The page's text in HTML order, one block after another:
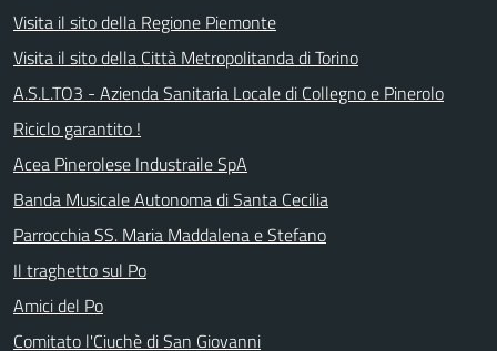
Visita il sito della Regione Piemonte
Visita il sito della Città Metropolitanda di Torino
A.S.L.TO3 - Azienda Sanitaria Locale di Collegno e Pinerolo
Riciclo garantito !
Acea Pinerolese Industraile SpA
Banda Musicale Autonoma di Santa Cecilia
Parrocchia SS. Maria Maddalena e Stefano
Il traghetto sul Po
Amici del Po
Comitato l'Ciuchè di San Giovanni